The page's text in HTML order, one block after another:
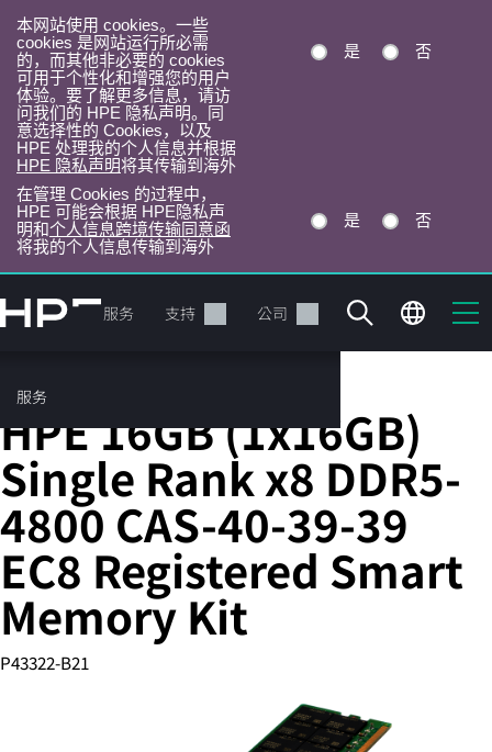
本网站使用 cookies。一些
cookies 是网站运行所必需
的，而其他非必要的 cookies
可用于个性化和增强您的用户
体验。要了解更多信息，请访
问我们的 HPE 隐私声明。同
意选择性的 Cookies，以及
HPE 处理我的个人信息并根据
HPE 隐私声明将其传输到海外
是 否
在管理 Cookies 的过程中，
HPE 可能会根据 HPE隐私声
明和个人信息跨境传输同意函
将我的个人信息传输到海外
是 否
转
到
目
录
产品 服务 支持 公司
服务
您的购物车目前是空的
前往 HPE 商店浏览、配置和订购。
Server Memory
HPE 16GB (1x16GB)
Single Rank x8 DDR5-
4800 CAS-40-39-39
EC8 Registered Smart
Memory Kit
P43322-B21